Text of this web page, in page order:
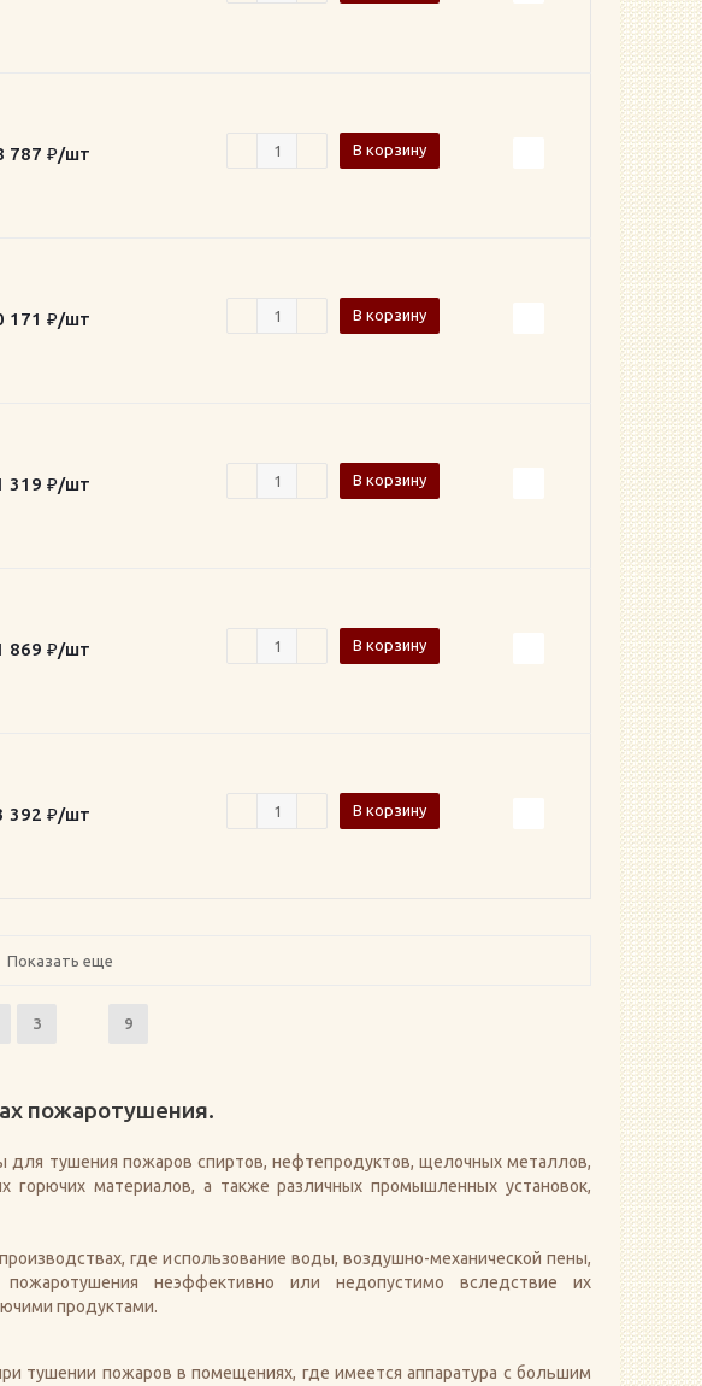
787 ₽/шт В корзину
171 ₽/шт В корзину
319 ₽/шт В корзину
869 ₽/шт В корзину
392 ₽/шт В корзину
Показать еще
3 9
пожаротушения.
для тушения пожаров спиртов, нефтепродуктов, щелочных металлов,
горючих материалов, а также различных промышленных установок,
где использование воды, воздушно-механической пены,
неэффективно или недопустимо вследствие их
продуктами.
тушении пожаров в помещениях, где имеется аппаратура с большим